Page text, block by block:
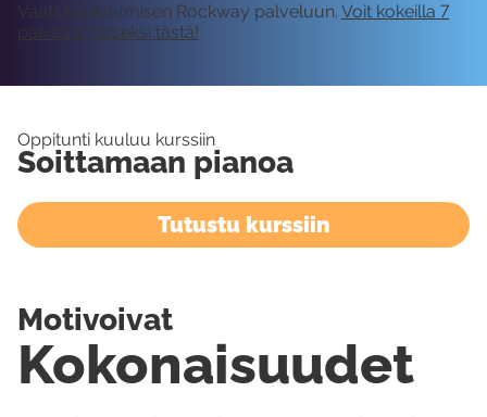
Vaatii kirjautumisen Rockway palveluun. Voit kokeilla 7
päivää ilmaiseksi tästä!
Oppitunti kuuluu kurssiin
Soittamaan pianoa
Tutustu kurssiin
Kokonaisuudet
Motivoivat